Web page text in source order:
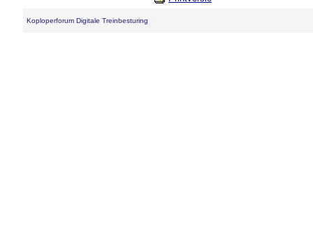
Koploperforum Digitale Treinbesturing